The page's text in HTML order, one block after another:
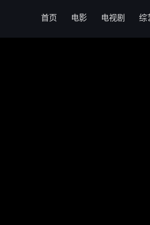
首页 电影 电视剧 综